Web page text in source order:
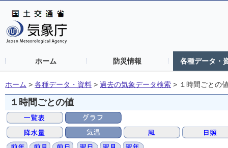
ホーム 防災情報 各種データ・
ホーム > 各種データ・資料 > 過去の気象データ検索 > １時間ごとの
１時間ごとの値